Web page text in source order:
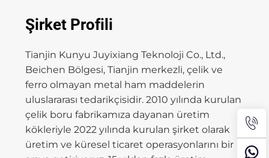
Şirket Profili
Tianjin Kunyu Juyixiang Teknoloji Co., Ltd.,
Beichen Bölgesi, Tianjin merkezli, çelik ve
ferro olmayan metal ham maddelerin
uluslararası tedarikçisidir. 2010 yılında kurulan
çelik boru fabrikamıza dayanan üretim
kökleriyle 2022 yılında kurulan şirket olarak
üretim ve küresel ticaret operasyonlarını bir